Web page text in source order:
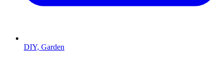
DIY, Garden